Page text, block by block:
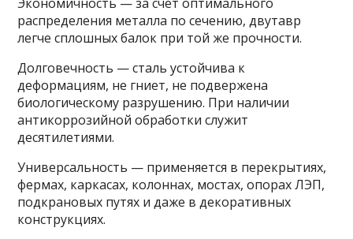
распределения металла по сечению, двутавр
легче сплошных балок при той же прочности.
Долговечность — сталь устойчива к
деформациям, не гниет, не подвержена
биологическому разрушению. При наличии
антикоррозийной обработки служит
десятилетиями.
Универсальность — применяется в перекрытиях,
фермах, каркасах, колоннах, мостах, опорах ЛЭП,
подкрановых путях и даже в декоративных
конструкциях.